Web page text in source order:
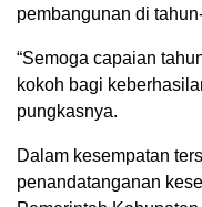
pembangunan di
“Semoga capaian
kokoh bagi
pungkasnya.
Dalam kesempatan
penandatanganan